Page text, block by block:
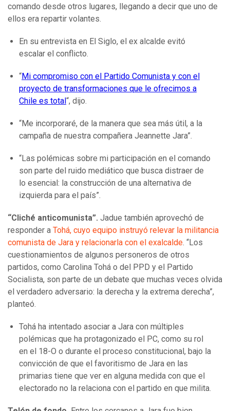
comando desde otros lugares, llegando a decir que uno de
ellos era repartir volantes.
En su entrevista en El Siglo, el ex alcalde evitó
escalar el conflicto.
“Mi compromiso con el Partido Comunista y con el
proyecto de transformaciones que le ofrecimos a
Chile es total “, dijo.
“Me incorporaré, de la manera que sea más útil, a la
campaña de nuestra compañera Jeannette Jara”.
“Las polémicas sobre mi participación en el comando
son parte del ruido mediático que busca distraer de
lo esencial: la construcción de una alternativa de
izquierda para el país”.
“Cliché anticomunista”. Jadue también aprovechó de
responder a Tohá, cuyo equipo instruyó relevar la militancia
comunista de Jara y relacionarla con el exalcalde. “Los
cuestionamientos de algunos personeros de otros
partidos, como Carolina Tohá o del PPD y el Partido
Socialista, son parte de un debate que muchas veces olvida
el verdadero adversario: la derecha y la extrema derecha”,
planteó.
Tohá ha intentado asociar a Jara con múltiples
polémicas que ha protagonizado el PC, como su rol
en el 18-O o durante el proceso constitucional, bajo la
convicción de que el favoritismo de Jara en las
primarias tiene que ver en alguna medida con que el
electorado no la relaciona con el partido en que milita.